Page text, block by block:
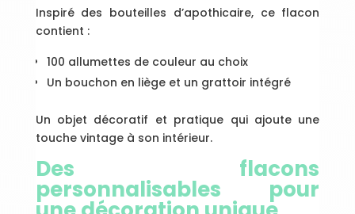
Inspiré des bouteilles d’apothicaire, ce flacon
contient :
100 allumettes de couleur au choix
Un bouchon en liège et un grattoir intégré
Un objet décoratif et pratique qui ajoute une
touche vintage à son intérieur.
Des flacons
personnalisables pour